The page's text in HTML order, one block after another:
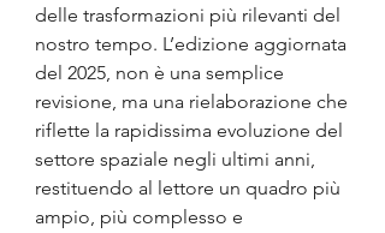
delle trasformazioni più rilevanti del
nostro tempo. L’edizione aggiornata
del 2025, non è una semplice
revisione, ma una rielaborazione che
riflette la rapidissima evoluzione del
settore spaziale negli ultimi anni,
restituendo al lettore un quadro più
ampio, più complesso e